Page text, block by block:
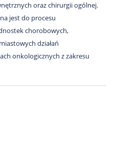
oraz chirurgii ogólnej.
jest do procesu
chorobowych,
działań
onkologicznych z zakresu